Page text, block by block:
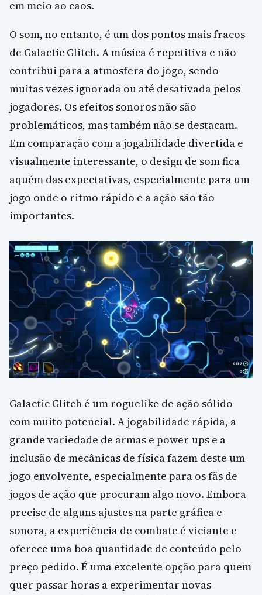
em meio ao caos.
O som, no entanto, é um dos pontos mais fracos
de Galactic Glitch. A música é repetitiva e não
contribui para a atmosfera do jogo, sendo
muitas vezes ignorada ou até desativada pelos
jogadores. Os efeitos sonoros não são
problemáticos, mas também não se destacam.
Em comparação com a jogabilidade divertida e
visualmente interessante, o design de som fica
aquém das expectativas, especialmente para um
jogo onde o ritmo rápido e a ação são tão
importantes.
Galactic Glitch é um roguelike de ação sólido
com muito potencial. A jogabilidade rápida, a
grande variedade de armas e power-ups e a
inclusão de mecânicas de física fazem deste um
jogo envolvente, especialmente para os fãs de
jogos de ação que procuram algo novo. Embora
precise de alguns ajustes na parte gráfica e
sonora, a experiência de combate é viciante e
oferece uma boa quantidade de conteúdo pelo
preço pedido. É uma excelente opção para quem
quer passar horas a experimentar novas